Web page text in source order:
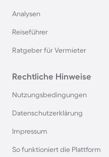
Analysen
Reiseführer
Ratgeber für Vermieter
Rechtliche Hinweise
Nutzungsbedingungen
Datenschutzerklärung
Impressum
So funktioniert die Plattform